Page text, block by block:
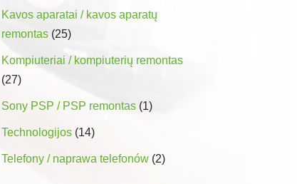
Kavos aparatai / kavos aparatų
remontas (25)
Kompiuteriai / kompiuterių remontas
(27)
Sony PSP / PSP remontas (1)
Technologijos (14)
Telefony / naprawa telefonów (2)